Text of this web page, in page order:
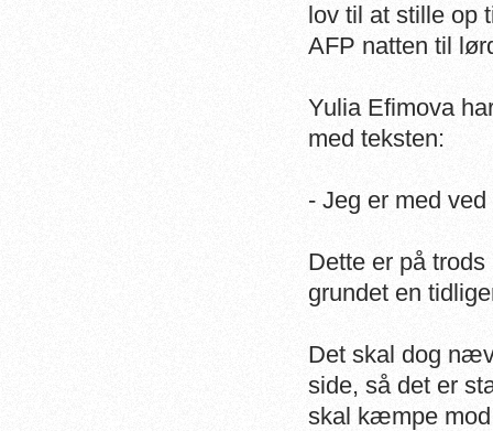
lov til at stille op
AFP natten til
Yulia Efimova
med teksten:
- Jeg er med
Dette er på
grundet en
Det skal dog
side, så det er
skal kæmpe